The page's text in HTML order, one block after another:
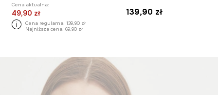
Cena aktualna:
49,90 zł
Cena regularna: 139,90 zł
Najniższa cena: 69,90 zł
139,90 zł